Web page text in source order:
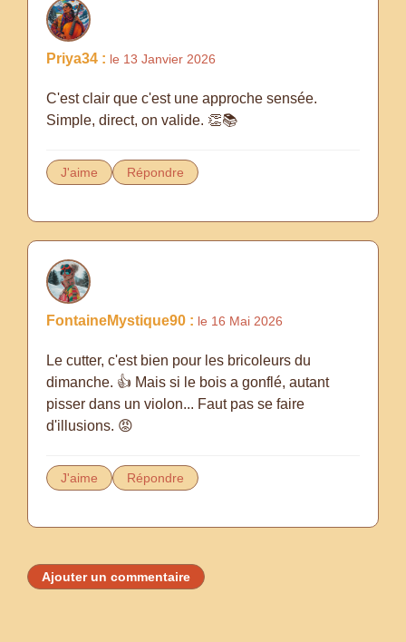
Priya34 : le 13 Janvier 2026
C'est clair que c'est une approche sensée.
Simple, direct, on valide. 👏📚
J'aime Répondre
FontaineMystique90 : le 16 Mai 2026
Le cutter, c'est bien pour les bricoleurs du
dimanche. 👍 Mais si le bois a gonflé, autant
pisser dans un violon... Faut pas se faire
d'illusions. 😡
J'aime Répondre
Ajouter un commentaire